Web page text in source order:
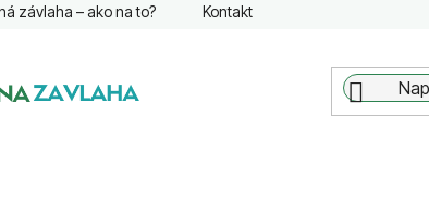
závlaha – ako na to? Kontakt